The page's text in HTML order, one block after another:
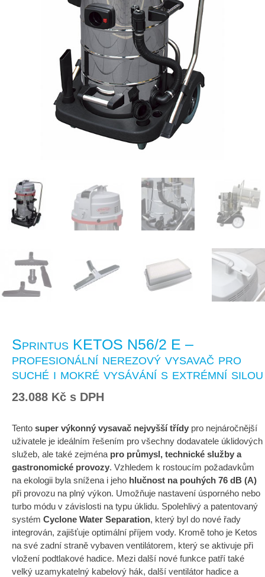
Sprintus KETOS N56/2 E –
profesionální nerezový vysavač pro
suché i mokré vysávání s extrémní silou
23.088 Kč s DPH
Tento super výkonný vysavač nejvyšší třídy pro nejnáročnější
uživatele je ideálním řešením pro všechny dodavatele úklidových
služeb, ale také zejména pro průmysl, technické služby a
gastronomické provozy. Vzhledem k rostoucím požadavkům
na ekologii byla snížena i jeho hlučnost na pouhých 76 dB (A)
při provozu na plný výkon. Umožňuje nastavení úsporného nebo
turbo módu v závislosti na typu úklidu. Spolehlivý a patentovaný
systém Cyclone Water Separation, který byl do nové řady
integrován, zajišťuje optimální příjem vody. Kromě toho je Ketos
na své zadní straně vybaven ventilátorem, který se aktivuje při
vložení podtlakové hadice. Mezi další nové funkce patří také
velký uzamykatelný kabelový hák, další ventilátor hadice a